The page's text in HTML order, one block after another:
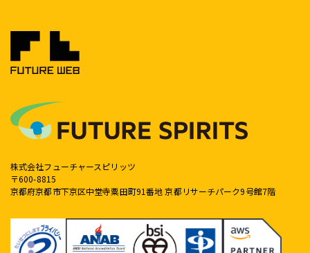
株式会社フューチャースピリッツ
〒600-8815
京都府京都市下京区中堂寺粟田町91番地 京都リサーチパーク9号館7階